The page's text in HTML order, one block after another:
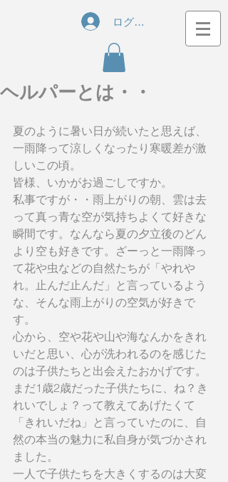
ログイン
ヘルパーとは・・
夏のように暑い日が続いたと思えば、
一雨降って涼しくなったり寒暖差が激
しいこの頃。
皆様、いかがお過ごしですか。
私事ですが・・雨上がりの朝、雲は去
って真っ青な空が気持ちよくて好きな
瞬間です。なんなら夏の夕立後のどん
より空も好きです。ざーっと一雨降っ
て花や虫などの自然たちが「やれや
れ。止んだ止んだ」と言っているよう
な、そんな雨上がりの空気が好きで
す。
心から、空や花や山や海なんかをきれ
いだと思い、心が洗われるのを感じた
のは子供たちと出会えたおかげです。
まだ1歳2歳だった子供たちに、ね？き
れいでしょ？って教えてあげたくて
「きれいだね」と言っていたのに、自
然の本当の魅力に私自身が気づかされ
ました。
一人で子供たちを大きくするのは大変